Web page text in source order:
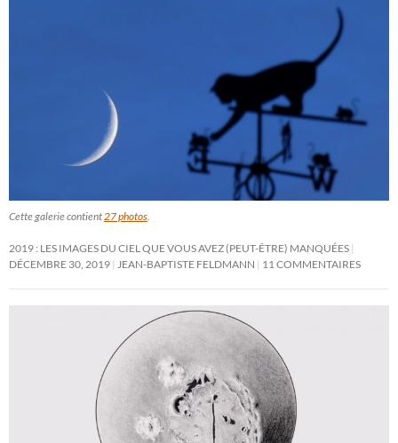
Cette galerie contient 27 photos
2019 : LES IMAGES DU CIEL QUE VOUS AVEZ (PEUT-ÊTRE) MANQUÉES
DÉCEMBRE 30, 2019
JEAN-BAPTISTE FELDMANN 11 COMMENTAIRES